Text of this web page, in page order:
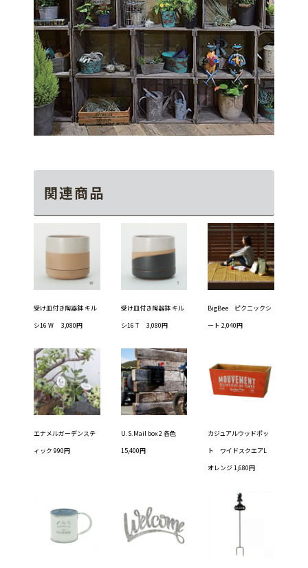
関連商品
受け皿付き陶器鉢 キル
シ16 W 3,080円
受け皿付き陶器鉢 キル
シ16 T 3,080円
BigBee ピクニックシ
ート 2,040円
エナメルガーデンステ
ィック 990円
U.S.Mail box 2 各色
15,400円
カジュアルウッドポッ
ト ワイドスクエアL
オレンジ 1,680円